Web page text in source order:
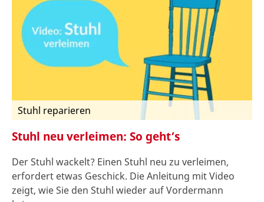
Stuhl reparieren
Stuhl neu verleimen: So geht’s
Der Stuhl wackelt? Einen Stuhl neu zu verleimen,
erfordert etwas Geschick. Die Anleitung mit Video
zeigt, wie Sie den Stuhl wieder auf Vordermann